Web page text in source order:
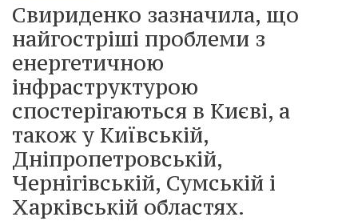
Свириденко зазначила, що
найгостріші проблеми з
енергетичною
інфраструктурою
спостерігаються в Києві, а
також у Київській,
Дніпропетровській,
Чернігівській, Сумській і
Харківській областях.